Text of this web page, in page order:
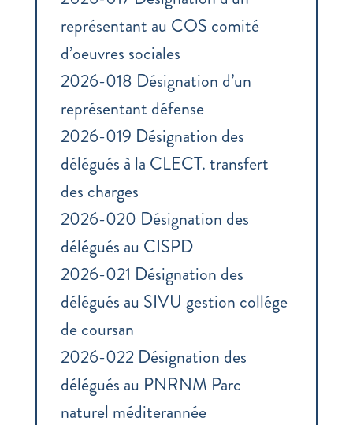
représentant au COS comité
d’oeuvres sociales
2026-018 Désignation d’un
représentant défense
2026-019 Désignation des
délégués à la CLECT. transfert
des charges
2026-020 Désignation des
délégués au CISPD
2026-021 Désignation des
délégués au SIVU gestion collége
de coursan
2026-022 Désignation des
délégués au PNRNM Parc
naturel méditerannée